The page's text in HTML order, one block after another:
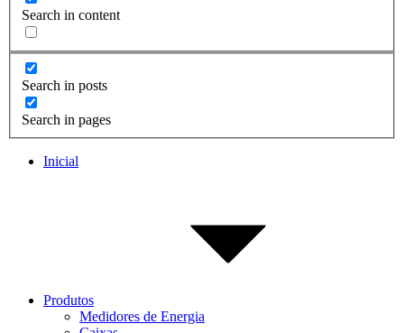
Search in content
Search in posts
Search in pages
Inicial
Produtos
Medidores de Energia